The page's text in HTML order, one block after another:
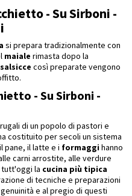
- Su Sirboni -
si prepara tradizionalmente con
maiale rimasta dopo la
salsicce così preparate vengono
- Su Sirboni -
di un popolo di pastori e
costituito per secoli un sistema
pane, il latte e i formaggihanno
carni arrostite, alle verdure
tutt'oggi la cucina più tipica
di tecniche e preparazioni
e al pregio di questi